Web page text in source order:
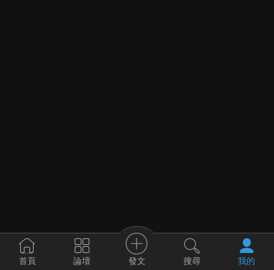
首頁 論壇 發文 搜尋 我的